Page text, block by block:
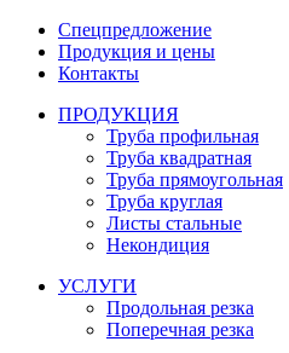
Спецпредложение
Продукция и цены
Контакты
ПРОДУКЦИЯ
Труба профильная
Труба квадратная
Труба прямоугольная
Труба круглая
Листы стальные
Некондиция
УСЛУГИ
Продольная резка
Поперечная резка